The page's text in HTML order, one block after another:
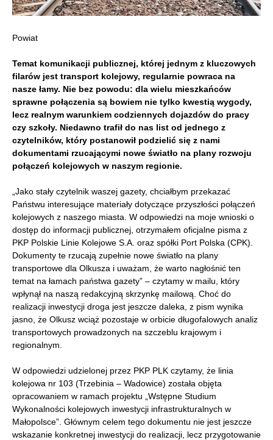
Powiat
Temat komunikacji publicznej, której jednym z kluczowych
filarów jest transport kolejowy, regularnie powraca na
nasze łamy. Nie bez powodu: dla wielu mieszkańców
sprawne połączenia są bowiem nie tylko kwestią wygody,
lecz realnym warunkiem codziennych dojazdów do pracy
czy szkoły. Niedawno trafił do nas list od jednego z
czytelników, który postanowił podzielić się z nami
dokumentami rzucającymi nowe światło na plany rozwoju
połączeń kolejowych w naszym regionie.
„Jako stały czytelnik waszej gazety, chciałbym przekazać
Państwu interesujące materiały dotyczące przyszłości połączeń
kolejowych z naszego miasta. W odpowiedzi na moje wnioski o
dostęp do informacji publicznej, otrzymałem oficjalne pisma z
PKP Polskie Linie Kolejowe S.A. oraz spółki Port Polska (CPK).
Dokumenty te rzucają zupełnie nowe światło na plany
transportowe dla Olkusza i uważam, że warto nagłośnić ten
temat na łamach państwa gazety” – czytamy w mailu, który
wpłynął na naszą redakcyjną skrzynkę mailową. Choć do
realizacji inwestycji droga jest jeszcze daleka, z pism wynika
jasno, że Olkusz wciąż pozostaje w orbicie długofalowych analiz
transportowych prowadzonych na szczeblu krajowym i
regionalnym.
W odpowiedzi udzielonej przez PKP PLK czytamy, że linia
kolejowa nr 103 (Trzebinia – Wadowice) została objęta
opracowaniem w ramach projektu „Wstępne Studium
Wykonalności kolejowych inwestycji infrastrukturalnych w
Małopolsce”. Głównym celem tego dokumentu nie jest jeszcze
wskazanie konkretnej inwestycji do realizacji, lecz przygotowanie